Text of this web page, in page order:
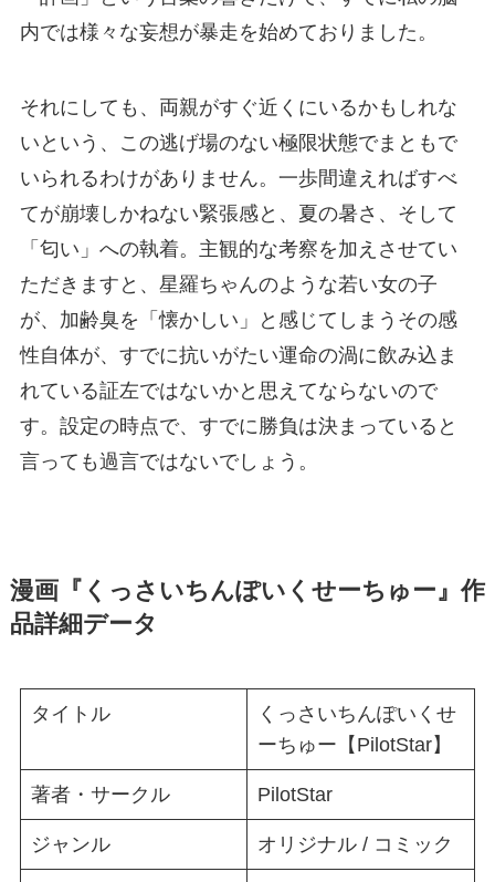
内では様々な妄想が暴走を始めておりました。
それにしても、両親がすぐ近くにいるかもしれな
いという、この逃げ場のない極限状態でまともで
いられるわけがありません。一歩間違えればすべ
てが崩壊しかねない緊張感と、夏の暑さ、そして
「匂い」への執着。主観的な考察を加えさせてい
ただきますと、星羅ちゃんのような若い女の子
が、加齢臭を「懐かしい」と感じてしまうその感
性自体が、すでに抗いがたい運命の渦に飲み込ま
れている証左ではないかと思えてならないので
す。設定の時点で、すでに勝負は決まっていると
言っても過言ではないでしょう。
漫画『くっさいちんぽいくせーちゅー』作
品詳細データ
タイトル
くっさいちんぽいくせ
ーちゅー【PilotStar】
著者・サークル PilotStar
ジャンル オリジナル / コミック